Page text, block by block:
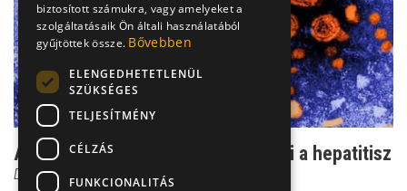
Árulkodó enzimek: így mutatható ki a hepatitisz
Dr. Makara Mihály
biztosított számukra, vagy amelyeket a
szolgáltatásaik Ön általi használatából
gyűjtöttek össze. Bővebben
ELENGEDHETETLENÜL
SZÜKSÉGES
TELJESÍTMÉNY
CÉLZÁS
FUNKCIONALITÁS